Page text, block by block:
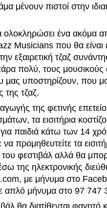
μένουν πιστοί στην
ολοκληρώσει ένα ακόμα
Musicians που θα είναι
εξαιρετική τζαζ
πολύ, τους μουσικούς
υποστηρίζουν, που
της τζαζ.
της φετινής
τα εισιτήρια
παιδιά κάτω των 14
προμηθευτείτε τα
φεστιβάλ αλλά θα
της ηλεκτρονικής
, με μήνυμα στο
απλό μήνυμα στο 97 747
θα διατίθενται